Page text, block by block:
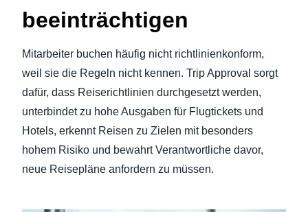
beeinträchtigen
Mitarbeiter buchen häufig nicht richtlinienkonform,
weil sie die Regeln nicht kennen. Trip Approval sorgt
dafür, dass Reiserichtlinien durchgesetzt werden,
unterbindet zu hohe Ausgaben für Flugtickets und
Hotels, erkennt Reisen zu Zielen mit besonders
hohem Risiko und bewahrt Verantwortliche davor,
neue Reisepläne anfordern zu müssen.